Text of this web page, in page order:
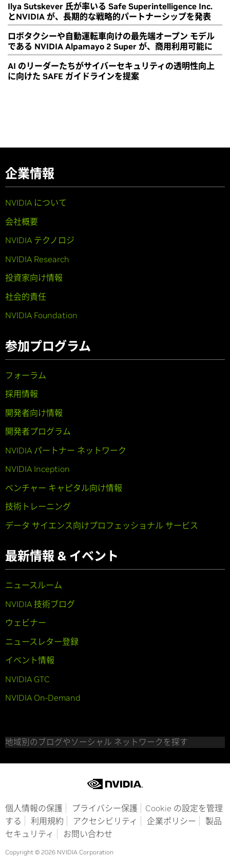
Ilya Sutskever 氏が率いる Safe Superintelligence Inc.
とNVIDIA が、長期的な戦略的パートナーシップを発表
ロボタクシーや自動運転車向けの最先端オープン モデル
である NVIDIA Alpamayo 2 Super が、商用利用可能に
AI のリーダーたちがサイバーセキュリティの透明性向上
に向けた SAFE ガイドラインを提案
企業情報
NVIDIA について
会社概要
NVIDIA テクノロジ
NVIDIA Research
投資家向け情報
社会的責任
NVIDIA Foundation
参加プログラム
フォーラム
採用情報
開発者向け情報
開発者プログラム
NVIDIA パートナー ネットワーク
NVIDIA Inception
ベンチャー キャピタル向け情報
技術トレーニング
データ サイエンス向けプロフェッショナル サービス
最新情報 & イベント
ニュースルーム
NVIDIA 技術ブログ
ウェビナー
ニュースレター登録
イベント情報
NVIDIA GTC
NVIDIA On-Demand
地域別のブログやソーシャル ネットワークを探す
個人情報の保護 プライバシー保護
Cookie の設定を管理
する
利用規約 アクセシビリティ 企業ポリシー
製品
セキュリティ
お問い合わせ
Copyright © 2026 NVIDIA Corporation